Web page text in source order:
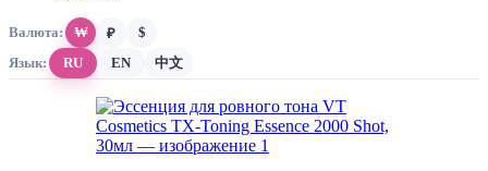
Валюта: ₩ ₽
$
Язык:
RU EN 中文